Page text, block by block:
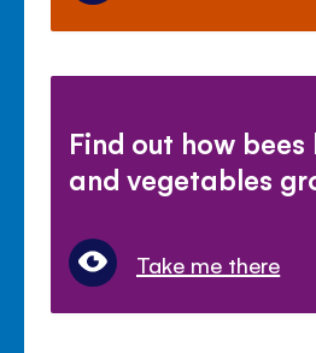
Find out how
and vegetables
Take me there